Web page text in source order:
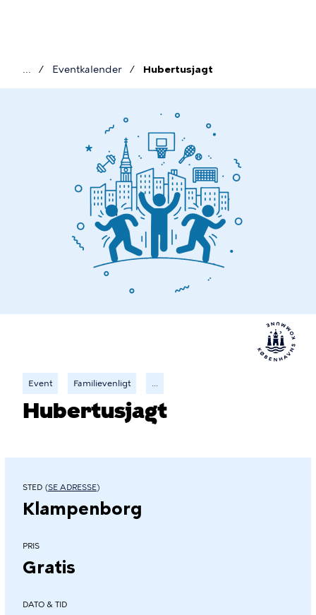
Brødkrumme
Eventkalender Hubertusjagt
Event Familievenligt ...
Hubertusjagt
STED (SE ADRESSE)
Klampenborg
PRIS
Gratis
DATO & TID